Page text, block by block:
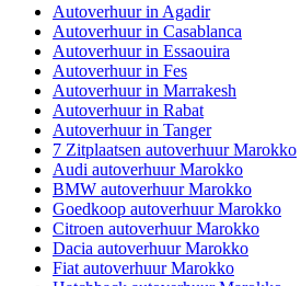
Autoverhuur in Agadir
Autoverhuur in Casablanca
Autoverhuur in Essaouira
Autoverhuur in Fes
Autoverhuur in Marrakesh
Autoverhuur in Rabat
Autoverhuur in Tanger
7 Zitplaatsen autoverhuur Marokko
Audi autoverhuur Marokko
BMW autoverhuur Marokko
Goedkoop autoverhuur Marokko
Citroen autoverhuur Marokko
Dacia autoverhuur Marokko
Fiat autoverhuur Marokko